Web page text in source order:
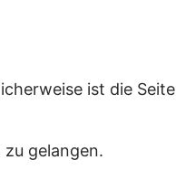
ist die Seite
gelangen.